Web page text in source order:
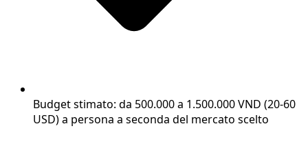
Budget stimato: da 500.000 a 1.500.000 VND (20-60
USD) a persona a seconda del mercato scelto